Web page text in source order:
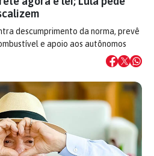
descumprimento da norma, prevê
e apoio aos autônomos